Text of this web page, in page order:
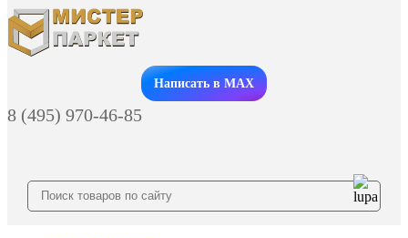
Заказать звонок
Написать в MAX
8 (495) 970-46-85